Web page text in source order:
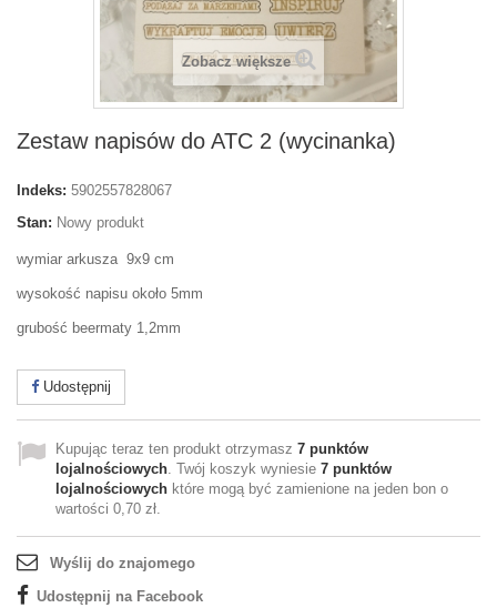
Zobacz większe
Zestaw napisów do ATC 2 (wycinanka)
Indeks: 5902557828067
Stan: Nowy produkt
wymiar arkusza 9x9 cm
wysokość napisu około 5mm
grubość beermaty 1,2mm
Udostępnij
Kupując teraz ten produkt otrzymasz 7 punktów
lojalnościowych. Twój koszyk wyniesie 7 punktów
lojalnościowych które mogą być zamienione na jeden bon o
wartości 0,70 zł.
Wyślij do znajomego
Udostępnij na Facebook